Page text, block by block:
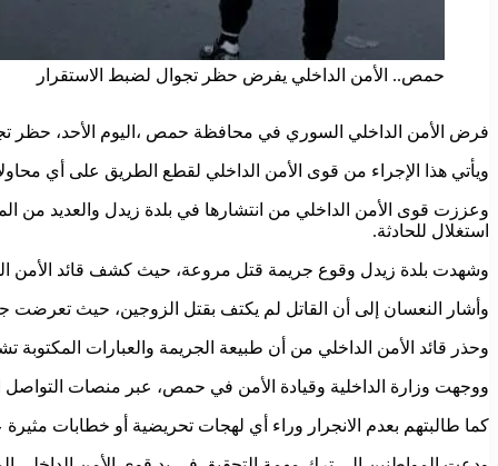
حمص.. الأمن الداخلي يفرض حظر تجوال لضبط الاستقرار
فرض الأمن الداخلي السوري في محافظة حمص ،اليوم الأحد، حظر
ويأتي هذا الإجراء من قوى الأمن الداخلي لقطع الطريق على أي
وعززت قوى الأمن الداخلي من انتشارها في بلدة زيدل والعديد من
استغلال للحادثة.
وشهدت بلدة زيدل وقوع جريمة قتل مروعة، حيث كشف قائد الأمن
وأشار النعسان إلى أن القاتل لم يكتف بقتل الزوجين، حيث تعرضت
وحذر قائد الأمن الداخلي من أن طبيعة الجريمة والعبارات المكتوبة
ووجهت وزارة الداخلية وقيادة الأمن في حمص، عبر منصات التواصل
كما طالبتهم بعدم الانجرار وراء أي لهجات تحريضية أو خطابات مثيرة